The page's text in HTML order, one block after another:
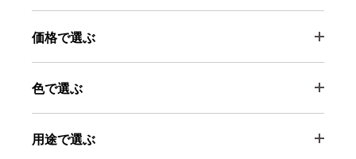
価格で選ぶ
色で選ぶ
用途で選ぶ